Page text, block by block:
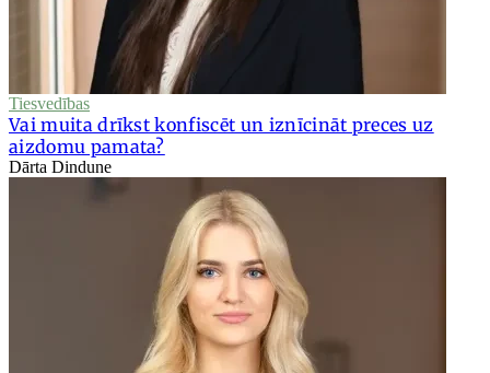
Tiesvedības
Vai muita drīkst konfiscēt un iznīcināt preces uz
aizdomu pamata?
Dārta Dindune